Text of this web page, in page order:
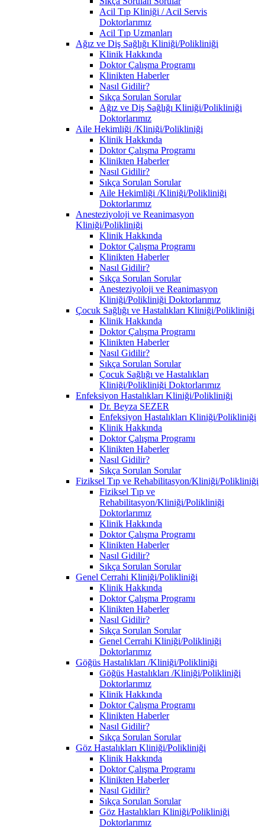
Acil Tıp Kliniği / Acil Servis
Doktorlarımız
Acil Tıp Uzmanları
Ağız ve Diş Sağlığı Kliniği/Polikliniği
Klinik Hakkında
Doktor Çalışma Programı
Klinikten Haberler
Nasıl Gidilir?
Sıkça Sorulan Sorular
Ağız ve Diş Sağlığı Kliniği/Polikliniği
Doktorlarımız
Aile Hekimliği /Kliniği/Polikliniği
Klinik Hakkında
Doktor Çalışma Programı
Klinikten Haberler
Nasıl Gidilir?
Sıkça Sorulan Sorular
Aile Hekimliği /Kliniği/Polikliniği
Doktorlarımız
Anesteziyoloji ve Reanimasyon
Kliniği/Polikliniği
Klinik Hakkında
Doktor Çalışma Programı
Klinikten Haberler
Nasıl Gidilir?
Sıkça Sorulan Sorular
Anesteziyoloji ve Reanimasyon
Kliniği/Polikliniği Doktorlarımız
Çocuk Sağlığı ve Hastalıkları Kliniği/Polikliniği
Klinik Hakkında
Doktor Çalışma Programı
Klinikten Haberler
Nasıl Gidilir?
Sıkça Sorulan Sorular
Çocuk Sağlığı ve Hastalıkları
Kliniği/Polikliniği Doktorlarımız
Enfeksiyon Hastalıkları Kliniği/Polikliniği
Dr. Beyza SEZER
Enfeksiyon Hastalıkları Kliniği/Polikliniği
Klinik Hakkında
Doktor Çalışma Programı
Klinikten Haberler
Nasıl Gidilir?
Sıkça Sorulan Sorular
Fiziksel Tıp ve Rehabilitasyon/Kliniği/Polikliniği
Fiziksel Tıp ve
Rehabilitasyon/Kliniği/Polikliniği
Doktorlarımız
Klinik Hakkında
Doktor Çalışma Programı
Klinikten Haberler
Nasıl Gidilir?
Sıkça Sorulan Sorular
Genel Cerrahi Kliniği/Polikliniği
Klinik Hakkında
Doktor Çalışma Programı
Klinikten Haberler
Nasıl Gidilir?
Sıkça Sorulan Sorular
Genel Cerrahi Kliniği/Polikliniği
Doktorlarımız
Göğüs Hastalıkları /Kliniği/Polikliniği
Göğüs Hastalıkları /Kliniği/Polikliniği
Doktorlarımız
Klinik Hakkında
Doktor Çalışma Programı
Klinikten Haberler
Nasıl Gidilir?
Sıkça Sorulan Sorular
Göz Hastalıkları Kliniği/Polikliniği
Klinik Hakkında
Doktor Çalışma Programı
Klinikten Haberler
Nasıl Gidilir?
Sıkça Sorulan Sorular
Göz Hastalıkları Kliniği/Polikliniği
Doktorlarımız